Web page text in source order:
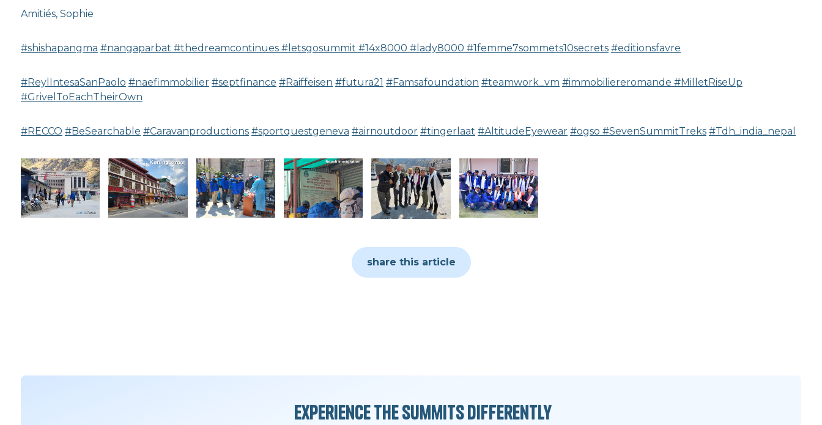
Amitiés, Sophie
#shishapangma #nangaparbat #thedreamcontinues #letsgosummit #14x8000 #lady8000 #1femme7sommets10secrets #editionsfavre
#ReylIntesaSanPaolo #naefimmobilier #septfinance #Raiffeisen #futura21 #Famsafoundation #teamwork_vm #immobiliereromande #MilletRiseUp
#GrivelToEachTheirOwn
#RECCO #BeSearchable #Caravanproductions #sportquestgeneva #airnoutdoor #tingerlaat #AltitudeEyewear #ogso #SevenSummitTreks #Tdh_india_nepal
share this article
Experience the summits differently